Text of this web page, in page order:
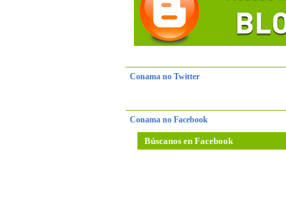
Conama no Twitter
Conama no Facebook
Búscanos en Facebook